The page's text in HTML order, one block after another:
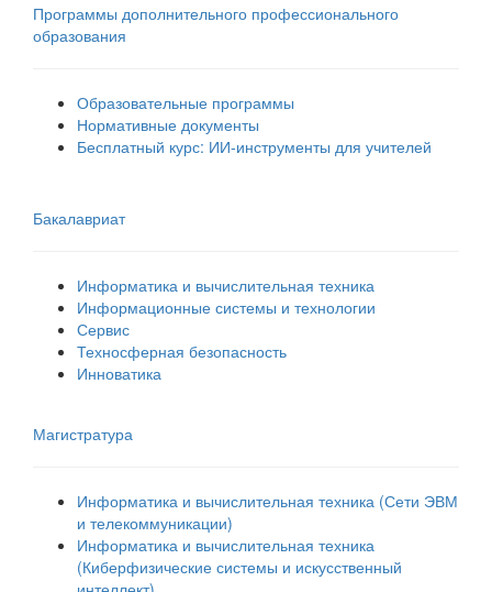
Программы дополнительного профессионального
образования
Образовательные программы
Нормативные документы
Бесплатный курс: ИИ‑инструменты для учителей
Бакалавриат
Информатика и вычислительная техника
Информационные системы и технологии
Сервис
Техносферная безопасность
Инноватика
Магистратура
Информатика и вычислительная техника (Сети ЭВМ
и телекоммуникации)
Информатика и вычислительная техника
(Киберфизические системы и искусственный